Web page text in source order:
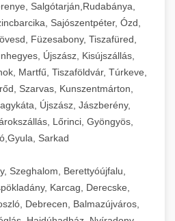
Salgótarján,Rudabánya,
Sajószentpéter, Ózd,
Füzesabony, Tiszafüred,
Újszász, Kisújszállás,
Martfű, Tiszaföldvár, Túrkeve,
Szarvas, Kunszentmárton,
Újszász, Jászberény,
Lőrinci, Gyöngyös,
Sarkad
Szeghalom, Berettyóújfalu,
Karcag, Derecske,
Debrecen, Balmazújváros,